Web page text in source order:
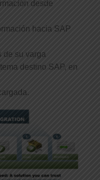
desde
hacia SAP
de su varga
destino SAP, en